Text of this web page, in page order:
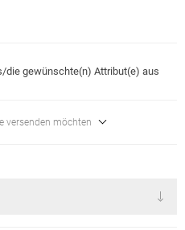
die gewünschte(n) Attribut(e) aus
versenden möchten